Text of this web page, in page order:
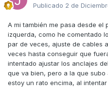
Publicado 2 de
A mi también me pasa desde el
izquerda, como he comentado
par de veces, ajuste de cables
veces hasta conseguir que
intentado ajustar los anclajes
que va bien, pero a la que
estoy un rato encima, al